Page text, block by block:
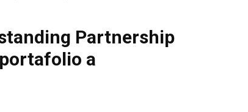
Partnership
a